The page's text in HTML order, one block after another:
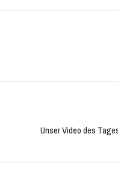
Unser Video des